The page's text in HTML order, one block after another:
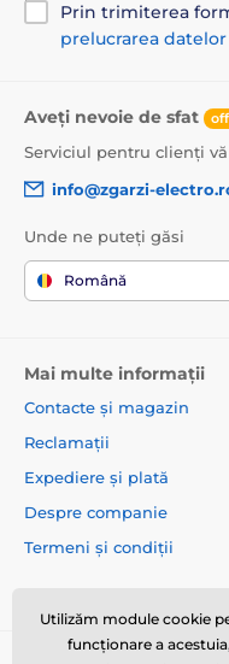
Prin trimiterea
prelucrarea
Aveți nevoie de sfat
Serviciul pentru clienți
info@zgarzi-
Unde ne puteți găsi
Română
Mai multe informații
Contacte și magazin
Reclamații
Expediere și plată
Despre companie
Termeni și condiții
Utilizăm module cookie
funcționare a